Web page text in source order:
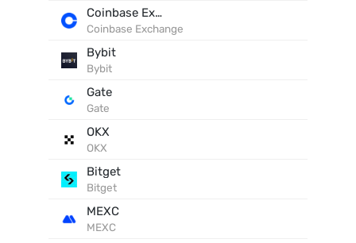
Coinbase Exchange
Coinbase Exchange
Bybit
Bybit
Gate
Gate
OKX
OKX
Bitget
Bitget
MEXC
MEXC